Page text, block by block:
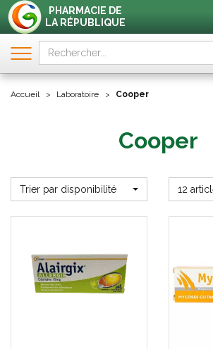
PHARMACIE DE
LA RÉPUBLIQUE
Accueil Laboratoire Cooper
Cooper
Trier par disponibilité 12